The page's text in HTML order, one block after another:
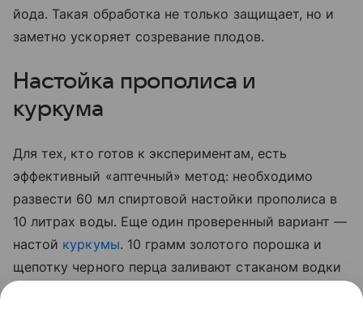
йода. Такая обработка не только защищает, но и
заметно ускоряет созревание плодов.
Настойка прополиса и
куркума
Для тех, кто готов к экспериментам, есть
эффективный «аптечный» метод: необходимо
развести 60 мл спиртовой настойки прополиса в
10 литрах воды. Еще один проверенный вариант —
настой куркумы. 10 грамм золотого порошка и
щепотку черного перца заливают стаканом водки